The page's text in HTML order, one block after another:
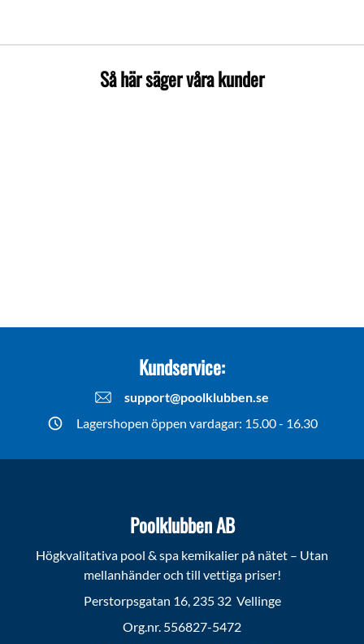
Så här säger våra kunder
Kundservice:
support@poolklubben.se
Lagershopen öppen vardagar: 15.00 - 16.30
Poolklubben AB
Högkvalitativa pool & spa kemikalier på nätet – Utan
mellanhänder och till vettiga priser!
Perstorpsgatan 16, 235 32 Vellinge
Org.nr. 556827-5472